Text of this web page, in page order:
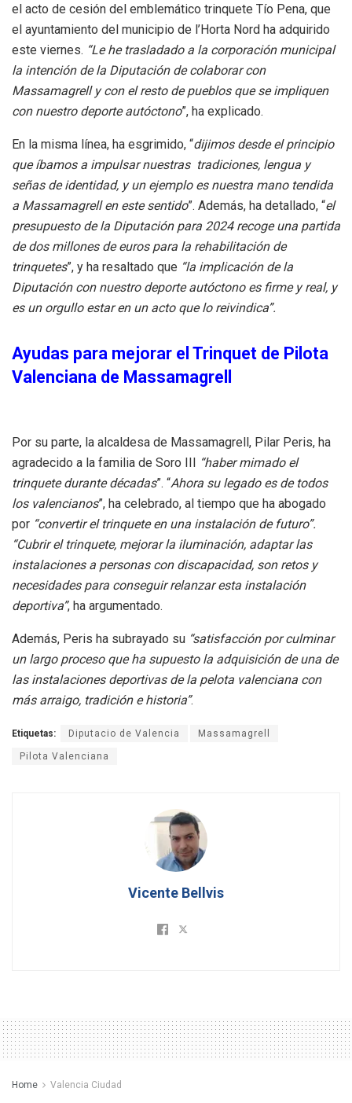
el acto de cesión del emblemático trinquete Tío Pena, que
el ayuntamiento del municipio de l’Horta Nord ha adquirido
este viernes. “Le he trasladado a la corporación municipal
la intención de la Diputación de colaborar con
Massamagrell y con el resto de pueblos que se impliquen
con nuestro deporte autóctono”, ha explicado.
En la misma línea, ha esgrimido, “dijimos desde el principio
que íbamos a impulsar nuestras tradiciones, lengua y
señas de identidad, y un ejemplo es nuestra mano tendida
a Massamagrell en este sentido”. Además, ha detallado, “el
presupuesto de la Diputación para 2024 recoge una partida
de dos millones de euros para la rehabilitación de
trinquetes”, y ha resaltado que “la implicación de la
Diputación con nuestro deporte autóctono es firme y real, y
es un orgullo estar en un acto que lo reivindica”.
Ayudas para mejorar el Trinquet de Pilota
Valenciana de Massamagrell
Por su parte, la alcaldesa de Massamagrell, Pilar Peris, ha
agradecido a la familia de Soro III “haber mimado el
trinquete durante décadas”. “Ahora su legado es de todos
los valencianos”, ha celebrado, al tiempo que ha abogado
por “convertir el trinquete en una instalación de futuro”.
“Cubrir el trinquete, mejorar la iluminación, adaptar las
instalaciones a personas con discapacidad, son retos y
necesidades para conseguir relanzar esta instalación
deportiva”, ha argumentado.
Además, Peris ha subrayado su “satisfacción por culminar
un largo proceso que ha supuesto la adquisición de una de
las instalaciones deportivas de la pelota valenciana con
más arraigo, tradición e historia”.
Etiquetas: Diputacio de Valencia Massamagrell
Pilota Valenciana
Vicente Bellvis
Home Valencia Ciudad